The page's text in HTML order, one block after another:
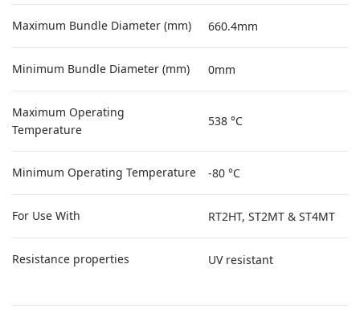
Maximum Bundle Diameter (mm) 660.4mm
Minimum Bundle Diameter (mm) 0mm
Maximum Operating
Temperature
538 °C
Minimum Operating Temperature -80 °C
For Use With RT2HT, ST2MT & ST4MT
Resistance properties UV resistant